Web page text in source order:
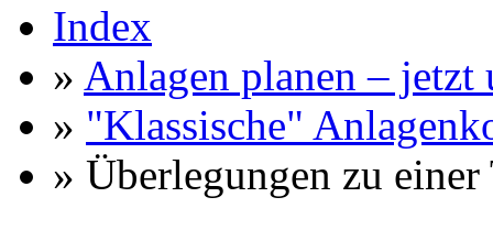
Index
» Anlagen planen – jetzt
» "Klassische"
» Überlegungen zu